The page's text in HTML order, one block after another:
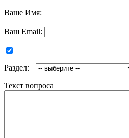
Ваше Имя:
Ваш Email:
Раздел:
Текст вопроса